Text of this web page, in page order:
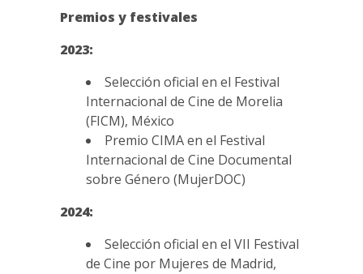
Premios y festivales
2023:
Selección oficial en el Festival
Internacional de Cine de Morelia
(FICM), México
Premio CIMA en el Festival
Internacional de Cine Documental
sobre Género (MujerDOC)
2024:
Selección oficial en el VII Festival
de Cine por Mujeres de Madrid,